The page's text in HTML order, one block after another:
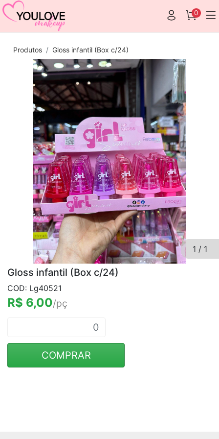
0
Produtos Gloss infantil (Box c/24)
1 / 1
Gloss infantil (Box c/24)
COD: Lg40521
R$ 6,00/pç
COMPRAR